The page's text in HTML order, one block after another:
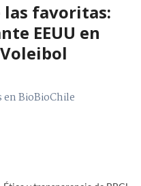
las favoritas:
EEUU en
en BioBioChile